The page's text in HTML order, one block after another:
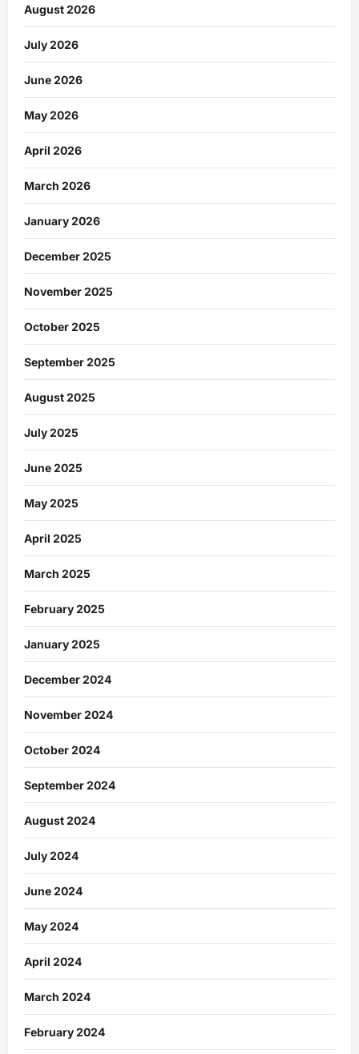
August 2026
July 2026
June 2026
May 2026
April 2026
March 2026
January 2026
December 2025
November 2025
October 2025
September 2025
August 2025
July 2025
June 2025
May 2025
April 2025
March 2025
February 2025
January 2025
December 2024
November 2024
October 2024
September 2024
August 2024
July 2024
June 2024
May 2024
April 2024
March 2024
February 2024